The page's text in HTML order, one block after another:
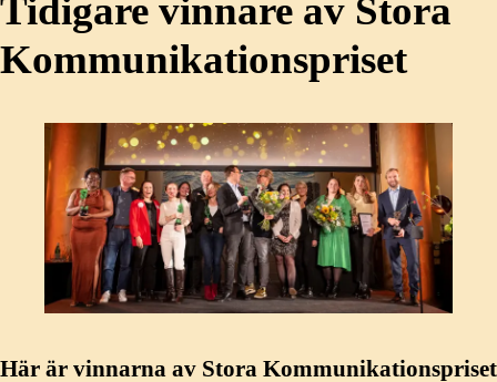
Tidigare vinnare av Stora
Kommunikationspriset
Här är vinnarna av Stora Kommunikationspriset